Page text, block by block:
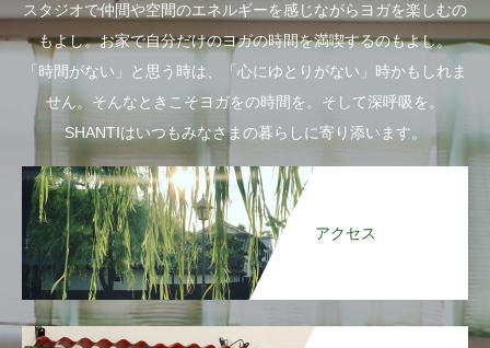
スタジオで仲間や空間のエネルギーを感じながらヨガを楽しむの
もよし。お家で自分だけのヨガの時間を満喫するのもよし。
「時間がない」と思う時は、「心にゆとりがない」時かもしれま
せん。そんなときこそヨガをの時間を。そして深呼吸を。
SHANTIはいつもみなさまの暮らしに寄り添います。
アクセス